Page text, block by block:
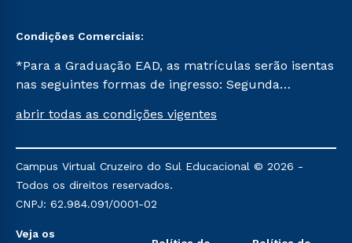
Condições Comerciais:
*Para a Graduação EAD, as matrículas serão isentas
nas seguintes formas de ingresso: Segunda
Já para as demais, a taxa de matrícula será de R$
mencionadas são referentes aos cursos: Ensino
Religioso, Geografia para a Docência e Metodologia
do Ensino de História: Questões Atuais.
abrir todas as condições vigentes
Campus Virtual Cruzeiro do Sul Educacional © 2026 -
Todos os direitos reservados.
CNPJ: 62.984.091/0001-02
Veja os